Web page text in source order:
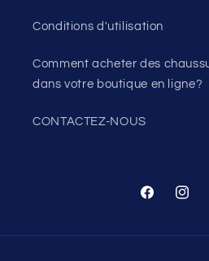
Conditions d'utilisation
Comment acheter des
dans votre boutique en ligne?
CONTACTEZ-NOUS
Facebook